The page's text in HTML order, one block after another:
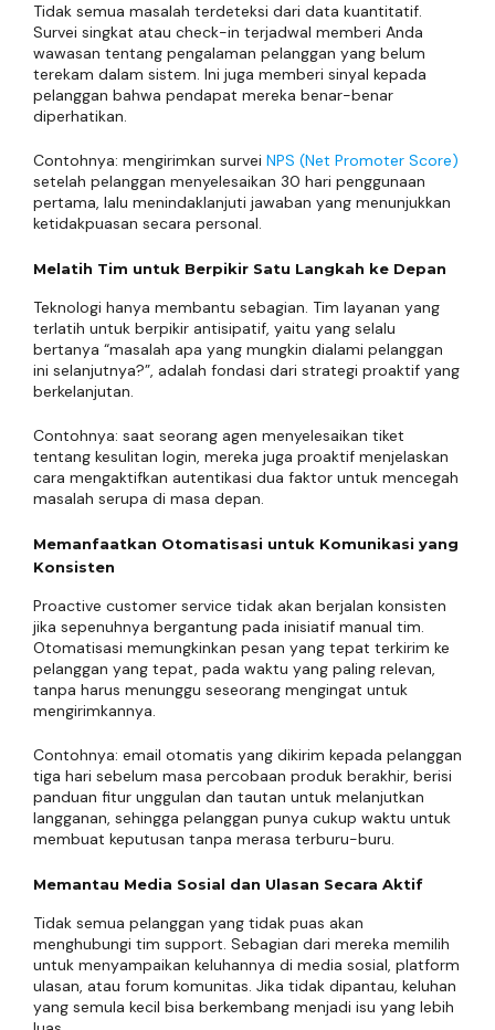
Tidak semua masalah terdeteksi dari data kuantitatif.
Survei singkat atau check-in terjadwal memberi Anda
wawasan tentang pengalaman pelanggan yang belum
terekam dalam sistem. Ini juga memberi sinyal kepada
pelanggan bahwa pendapat mereka benar-benar
diperhatikan.
Contohnya: mengirimkan survei NPS (Net Promoter Score)
setelah pelanggan menyelesaikan 30 hari penggunaan
pertama, lalu menindaklanjuti jawaban yang menunjukkan
ketidakpuasan secara personal.
Melatih Tim untuk Berpikir Satu Langkah ke Depan
Teknologi hanya membantu sebagian. Tim layanan yang
terlatih untuk berpikir antisipatif, yaitu yang selalu
bertanya “masalah apa yang mungkin dialami pelanggan
ini selanjutnya?”, adalah fondasi dari strategi proaktif yang
berkelanjutan.
Contohnya: saat seorang agen menyelesaikan tiket
tentang kesulitan login, mereka juga proaktif menjelaskan
cara mengaktifkan autentikasi dua faktor untuk mencegah
masalah serupa di masa depan.
Memanfaatkan Otomatisasi untuk Komunikasi yang
Konsisten
Proactive customer service tidak akan berjalan konsisten
jika sepenuhnya bergantung pada inisiatif manual tim.
Otomatisasi memungkinkan pesan yang tepat terkirim ke
pelanggan yang tepat, pada waktu yang paling relevan,
tanpa harus menunggu seseorang mengingat untuk
mengirimkannya.
Contohnya: email otomatis yang dikirim kepada pelanggan
tiga hari sebelum masa percobaan produk berakhir, berisi
panduan fitur unggulan dan tautan untuk melanjutkan
langganan, sehingga pelanggan punya cukup waktu untuk
membuat keputusan tanpa merasa terburu-buru.
Memantau Media Sosial dan Ulasan Secara Aktif
Tidak semua pelanggan yang tidak puas akan
menghubungi tim support. Sebagian dari mereka memilih
untuk menyampaikan keluhannya di media sosial, platform
ulasan, atau forum komunitas. Jika tidak dipantau, keluhan
yang semula kecil bisa berkembang menjadi isu yang lebih